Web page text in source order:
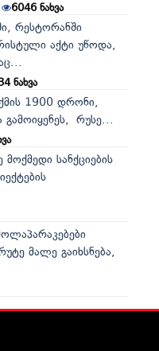
6046ნახვა
რესტორანში
აქტი უწოდა,
ნახვა
1900 დრონი,
რუსე...
სანქციების
მალე გაიხსნება,